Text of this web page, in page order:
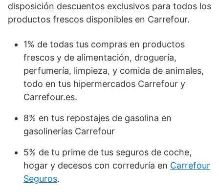
disposición descuentos exclusivos para todos los
productos frescos disponibles en Carrefour.
1% de todas tus compras en productos
frescos y de alimentación, droguería,
perfumería, limpieza, y comida de animales,
todo en tus hipermercados Carrefour y
Carrefour.es.
8% en tus repostajes de gasolina en
gasolinerías Carrefour
5% de tu prime de tus seguros de coche,
hogar y decesos con correduría en Carrefour
Seguros.